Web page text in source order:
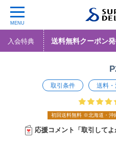
MENU
入会特典 送料無料クーポン
取引条件 送料
初回送料無料 ※北海道・沖
応援コメント「取引してよ